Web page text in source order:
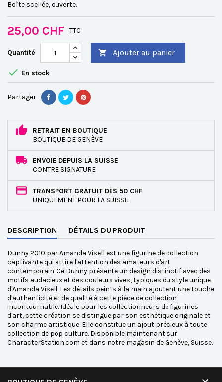
Boîte scellée, ouverte.
25,00 CHF TTC
Quantité  Ajouter au panier
 En stock
Partager
RETRAIT EN BOUTIQUE
BOUTIQUE DE GENÈVE
ENVOIE DEPUIS LA SUISSE
CONTRE SIGNATURE
TRANSPORT GRATUIT DÈS 50 CHF
UNIQUEMENT POUR LA SUISSE.
DESCRIPTION DÉTAILS DU PRODUIT
Dunny 2010 par Amanda Visell est une figurine de collection
captivante qui attire l'attention des amateurs d'art
contemporain. Ce Dunny présente un design distinctif avec des
motifs audacieux et des couleurs vives, typiques du style unique
d'Amanda Visell. Les détails peints à la main ajoutent une touche
d'authenticité et de qualité à cette pièce de collection
incontournable. Idéale pour les collectionneurs de figurines
d'art, cette création se distingue par son esthétique originale et
son charme artistique. Elle constitue un ajout précieux à toute
collection de pop culture. Disponible maintenant sur
CharacterStation.com et dans notre magasin de Genève, Suisse.